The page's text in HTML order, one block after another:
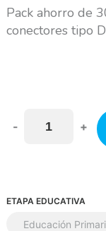
Pack ahorro de
conectores tipo
- +
ETAPA EDUCATIVA
Educación